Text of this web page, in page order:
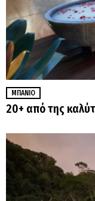
ΜΠΆΝΙΟ
20+ από της